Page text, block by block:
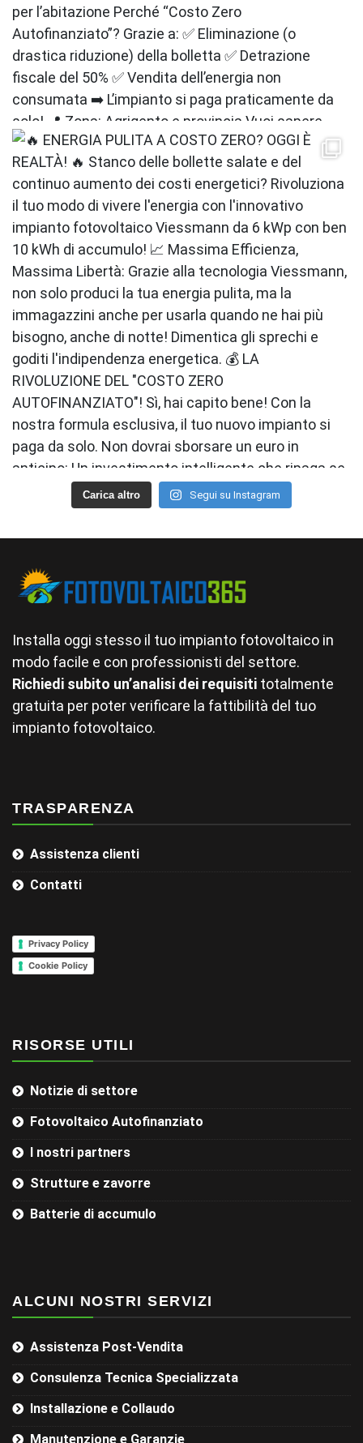
Carica altro Segui su Instagram
Installa oggi stesso il tuo impianto fotovoltaico in
modo facile e con professionisti del settore.
Richiedi subito un’analisi dei requisiti totalmente
gratuita per poter verificare la fattibilità del tuo
impianto fotovoltaico.
TRASPARENZA
Assistenza clienti
Contatti
Privacy Policy
Cookie Policy
RISORSE UTILI
Notizie di settore
Fotovoltaico Autofinanziato
I nostri partners
Strutture e zavorre
Batterie di accumulo
ALCUNI NOSTRI SERVIZI
Assistenza Post-Vendita
Consulenza Tecnica Specializzata
Installazione e Collaudo
Manutenzione e Garanzie